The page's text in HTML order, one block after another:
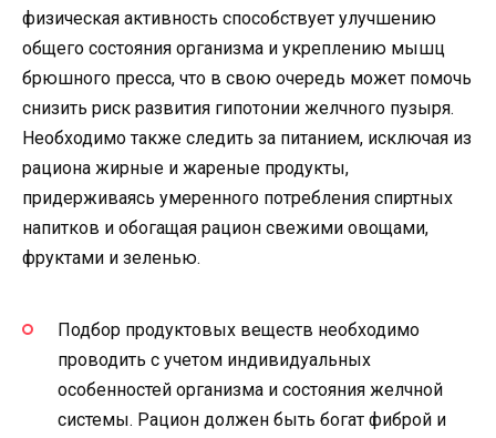
физическая активность способствует улучшению
общего состояния организма и укреплению мышц
брюшного пресса, что в свою очередь может помочь
снизить риск развития гипотонии желчного пузыря.
Необходимо также следить за питанием, исключая из
рациона жирные и жареные продукты,
придерживаясь умеренного потребления спиртных
напитков и обогащая рацион свежими овощами,
фруктами и зеленью.
Подбор продуктовых веществ необходимо
проводить с учетом индивидуальных
особенностей организма и состояния желчной
системы. Рацион должен быть богат фиброй и